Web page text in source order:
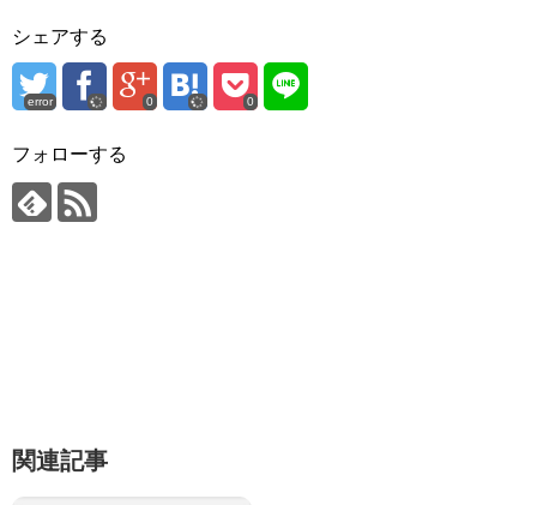
シェアする
error 0 0
フォローする
関連記事